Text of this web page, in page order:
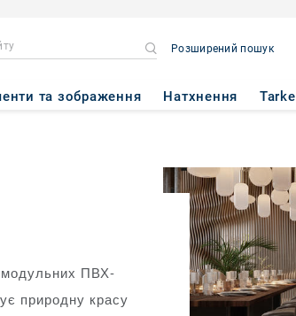
Розширений пошук
та зображення Натхнення
модульних ПВХ-
природну красу